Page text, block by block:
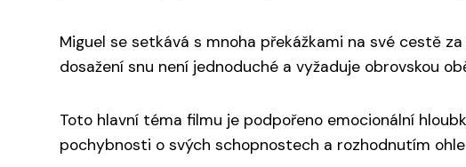
Miguel se setkává s mnoha překážkami na své cestě
dosažení snu není jednoduché a vyžaduje obrovskou
Toto hlavní téma filmu je podpořeno emocionální
pochybnosti o svých schopnostech a rozhodnutím